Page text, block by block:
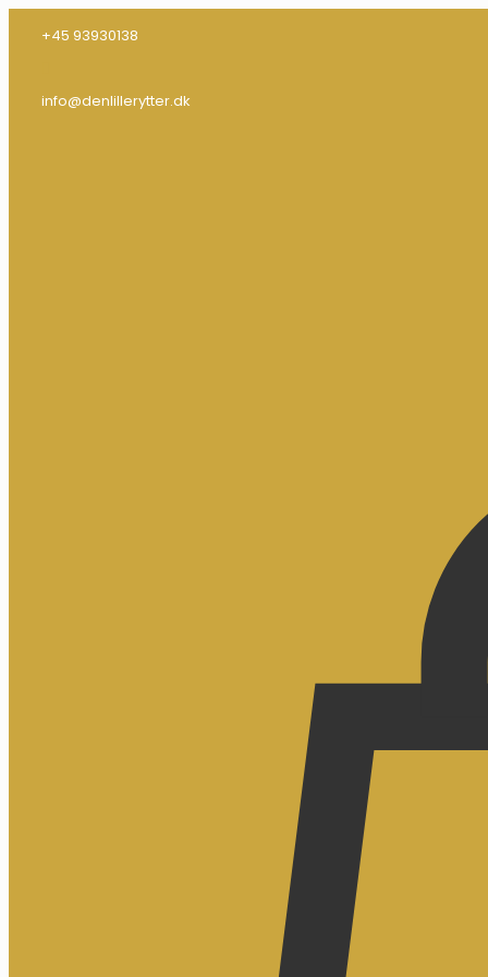
+45 93930138
info@denlillerytter.dk